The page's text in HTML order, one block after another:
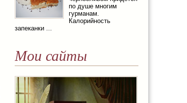
по душе многим
гурманам.
Калорийность
запеканки ...
Мои сайты